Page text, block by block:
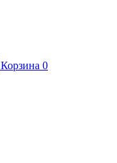
Корзина 0